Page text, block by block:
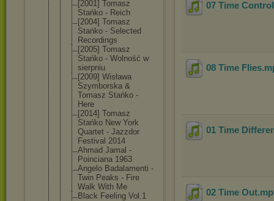
[2001] Tomasz
Stańko - Reich
[2004] Tomasz
Stańko - Selected
Recordings
[2005] Tomasz
Stańko - Wolność w
sierpniu
[2009] Wisława
Szymborska &
Tomasz Stańko -
Here
[2014] Tomasz
Stańko New York
Quartet - Jazzdor
Festival 2014
Ahmad Jamal -
Poinciana 1963
Angelo Badalamenti -
Twin Peaks - Fire
Walk With Me
Black Feeling Vol.1
07 Time
08 Time Flies
01 Time
02 Time Out